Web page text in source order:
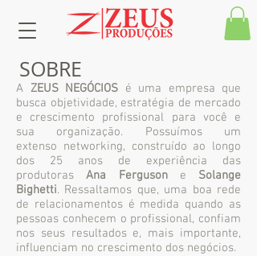
A ZEUS NEGÓCIOS é uma empresa que
busca objetividade, estratégia de mercado
e crescimento profissional para você e
sua organização. Possuímos um
extenso networking, construído ao longo
dos 25 anos de experiência das
produtorasAna Fergusone Solange
Bighetti. Ressaltamos que, uma boa rede
de relacionamentos é medida quando as
pessoas conhecem o profissional, confiam
nos seus resultados e, mais importante,
influenciam no crescimento dos negócios.
SOBRE